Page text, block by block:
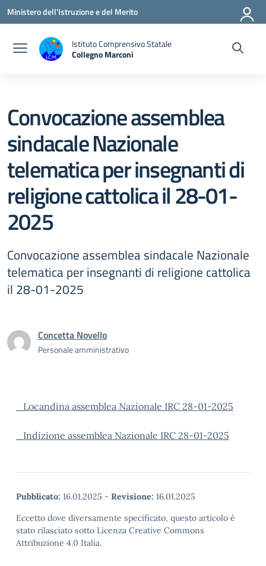
Vai ai contenuti
Vai al menu di navigazione
Vai al footer
Ministero dell'Istruzione e del Merito
Istituto Comprensivo Statale
Collegno Marconi
Convocazione assemblea
sindacale Nazionale
telematica per insegnanti di
religione cattolica il 28-01-
2025
Convocazione assemblea sindacale Nazionale
telematica per insegnanti di religione cattolica
il 28-01-2025
Concetta Novello
Personale amministrativo
_Locandina assemblea Nazionale IRC 28-01-2025
_Indizione assemblea Nazionale IRC 28-01-2025
Pubblicato: 16.01.2025 - Revisione: 16.01.2025
Eccetto dove diversamente specificato, questo articolo è
stato rilasciato sotto Licenza Creative Commons
Attribuzione 4.0 Italia.